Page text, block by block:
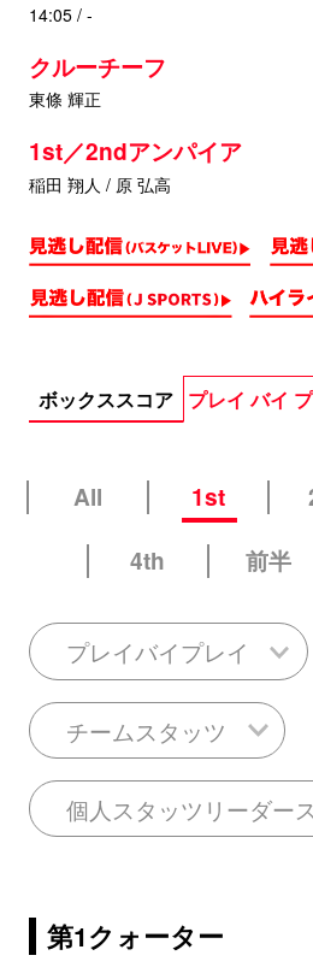
14:05 / -
クルーチーフ
東條 輝正
1st／2ndアンパイア
稲田 翔人 / 原 弘高
ボックススコア プレイ バイ
All 1st
4th
前半
プレイバイプレイ
チームスタッツ
個人スタッツリーダース
第1クォーター